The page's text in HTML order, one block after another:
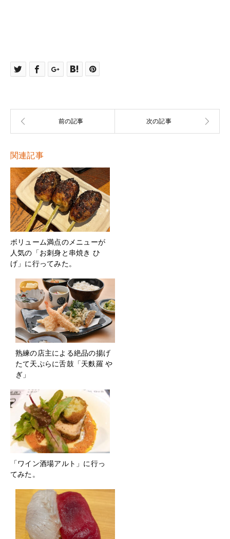
関連記事
ボリューム満点のメニューが
人気の「お刺身と串焼き ひ
げ」に行ってみた。
熟練の店主による絶品の揚げ
たて天ぷらに舌鼓「天麩羅 や
ぎ」
「ワイン酒場アルト」に行っ
てみた。